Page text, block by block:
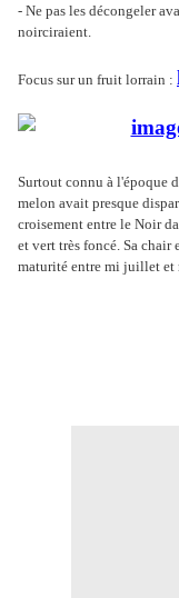
- Ne pas les décongeler
noirciraient.
Focus sur un fruit lorrain :
Surtout connu à l'époque
melon avait presque
croisement entre le Noir
et vert très foncé. Sa chair
maturité entre mi juillet et